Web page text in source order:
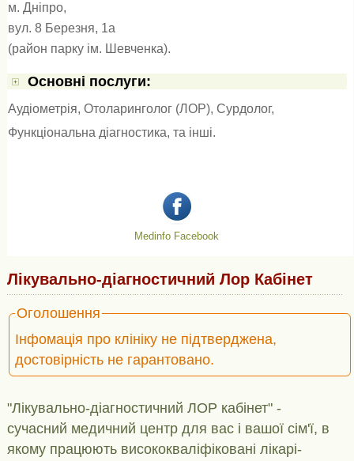
м. Дніпро,
вул. 8 Березня, 1а
(район парку ім. Шевченка).
Основні послуги:
Аудіометрія, Отоларинголог (ЛОР), Сурдолог,
Функціональна діагностика, та інші.
Medinfo Facebook
Лікувально-діагностичний Лор Кабінет
Оголошення
Інфомація про клініку не підтверджена,
достовірність не гарантовано.
"Лікувально-діагностичний ЛОР кабінет" -
сучасний медичний центр для вас і вашої сім'ї, в
якому працюють висококваліфіковані лікарі-